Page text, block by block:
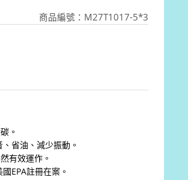
商品編號：M27T1017-5*3
。
省油、減少振動。
有效運作。
EPA註冊在案。